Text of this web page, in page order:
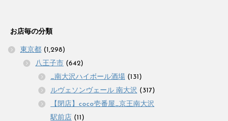
お店毎の分類
東京都 (1,298)
八王子市 (642)
_南大沢ハイボール酒場 (131)
ルヴェソンヴェール 南大沢 (317)
【閉店】coco壱番屋_京王南大沢
駅前店 (11)